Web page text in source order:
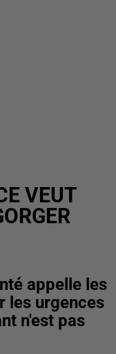
VEUT
appelle les
les urgences
n'est pas